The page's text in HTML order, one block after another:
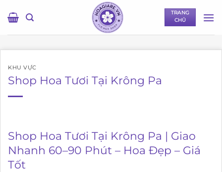
qua
TRANG
CHỦ
KHU VỰC
Shop Hoa Tươi Tại Krông Pa
Shop Hoa Tươi Tại Krông Pa | Giao
Nhanh 60–90 Phút – Hoa Đẹp – Giá
Tốt